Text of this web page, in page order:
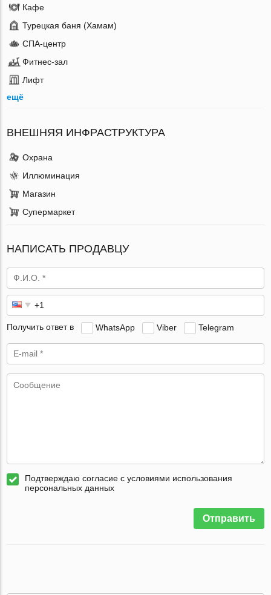
Кафе
Турецкая баня (Хамам)
СПА-центр
Фитнес-зал
Лифт
ещё
ВНЕШНЯЯ ИНФРАСТРУКТУРА
Охрана
Иллюминация
Магазин
Супермаркет
НАПИСАТЬ ПРОДАВЦУ
Получить ответ в WhatsApp Viber Telegram
Подтверждаю согласие с условиями использования
персональных данных
Отправить